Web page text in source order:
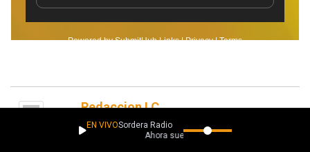
Redaccion LC
EN VIVOSordera Radio
Ahora suena